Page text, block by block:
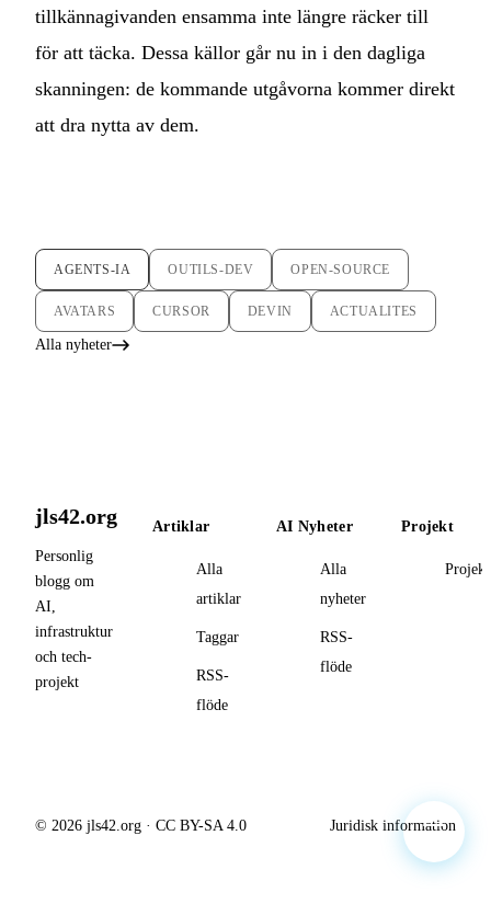
tillkännagivanden ensamma inte längre räcker till
för att täcka. Dessa källor går nu in i den dagliga
skanningen: de kommande utgåvorna kommer direkt
att dra nytta av dem.
AGENTS-IA OUTILS-DEV OPEN-SOURCE
AVATARS CURSOR DEVIN ACTUALITES
Alla nyheter
jls42.org
Personlig
blogg om
AI,
infrastruktur
och tech-
projekt
Artiklar
Alla
artiklar
Taggar
RSS-
flöde
AI Nyheter
Alla
nyheter
RSS-
flöde
Projekt
Projekt
© 2026 jls42.org · CC BY-SA 4.0 Juridisk information